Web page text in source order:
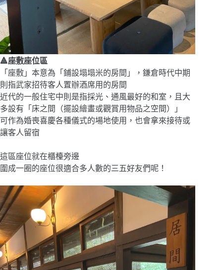
🔺座敷座位區
「座敷」本意為「鋪設塌塌米的房間」，鎌倉時代中期
則指武家招待客人置辦酒席用的房間
近代的一般住宅中則是指採光、通風最好的和室，且大
多設有「床之間（擺設繪畫或觀賞用物品之空間）」
可作為婚喪喜慶各種儀式的場地使用，也會拿來接待或
讓客人留宿
這區座位就在櫃檯旁邊
圍成一圈的座位很適合多人數的三五好友們呢！